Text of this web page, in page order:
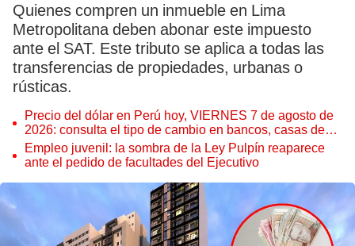
Quienes compren un inmueble en Lima
Metropolitana deben abonar este impuesto
ante el SAT. Este tributo se aplica a todas las
transferencias de propiedades, urbanas o
rústicas.
Precio del dólar en Perú hoy, VIERNES 7 de agosto de
2026: consulta el tipo de cambio en bancos, casas de
cambio y plataformas digitales
Empleo juvenil: la sombra de la Ley Pulpín reaparece
ante el pedido de facultades del Ejecutivo